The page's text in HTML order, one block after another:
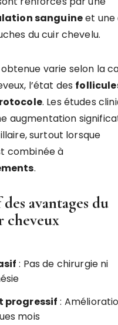
sanguineet
du cuir chevelu.
obtenue varie selon la
l’état des
. Les études
augmentation
surtout lorsque
combinée à
.
avantages du
cheveux
: Pas de chirurgie ni
progressif :
mois